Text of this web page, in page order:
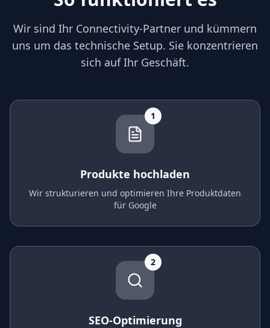
Wir sind Ihr Connectivity-Partner und kümmern
uns um das technische Setup. Sie konzentrieren
sich auf Ihr Geschäft.
1
Produkte hochladen
Wir strukturieren und optimieren Ihre Produktdaten
für Google
2
SEO-Optimierung